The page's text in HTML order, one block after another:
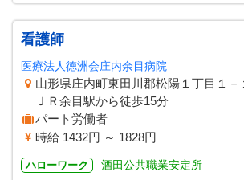
看護師
医療法人徳洲会庄内余目病院
山形県庄内町東田川郡松陽１丁目１－
ＪＲ余目駅から徒歩15分
パート労働者
時給 1432円 ～ 1828円
ハローワーク 酒田公共職業安定所